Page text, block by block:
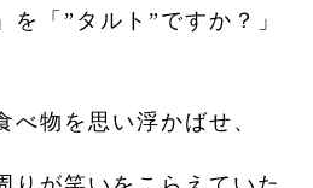
を「”タルト”ですか？」
べ物を思い浮かばせ、